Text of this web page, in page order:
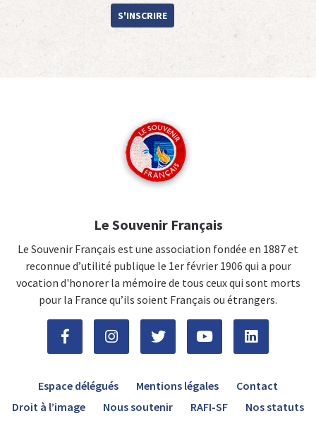
S'INSCRIRE
Le Souvenir Français
Le Souvenir Français est une association fondée en 1887 et
reconnue d’utilité publique le 1er février 1906 qui a pour
vocation d'honorer la mémoire de tous ceux qui sont morts
pour la France qu’ils soient Français ou étrangers.
Espace délégués Mentions légales
Contact
Droit à l’image
Nous soutenir RAFI-SF Nos statuts